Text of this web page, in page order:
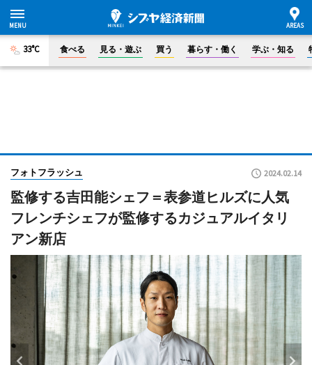
33°C 食べる 見る・遊ぶ 買う 暮らす・働く 学ぶ・知る
フォトフラッシュ 2024.02.14
監修する吉田能シェフ＝表参道ヒルズに人気
フレンチシェフが監修するカジュアルイタリ
アン新店